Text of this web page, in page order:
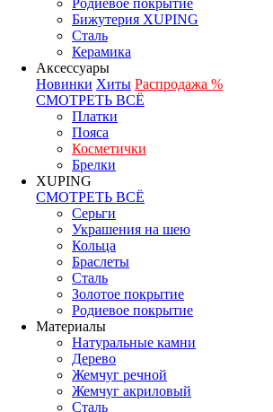
Родиевое покрытие
Бижутерия XUPING
Сталь
Керамика
Аксессуары
Новинки Хиты Распродажа %
СМОТРЕТЬ ВСЁ
Платки
Пояса
Косметички
Брелки
XUPING
СМОТРЕТЬ ВСЁ
Серьги
Украшения на шею
Кольца
Браслеты
Сталь
Золотое покрытие
Родиевое покрытие
Материалы
Натуральные камни
Дерево
Жемчуг речной
Жемчуг акриловый
Сталь